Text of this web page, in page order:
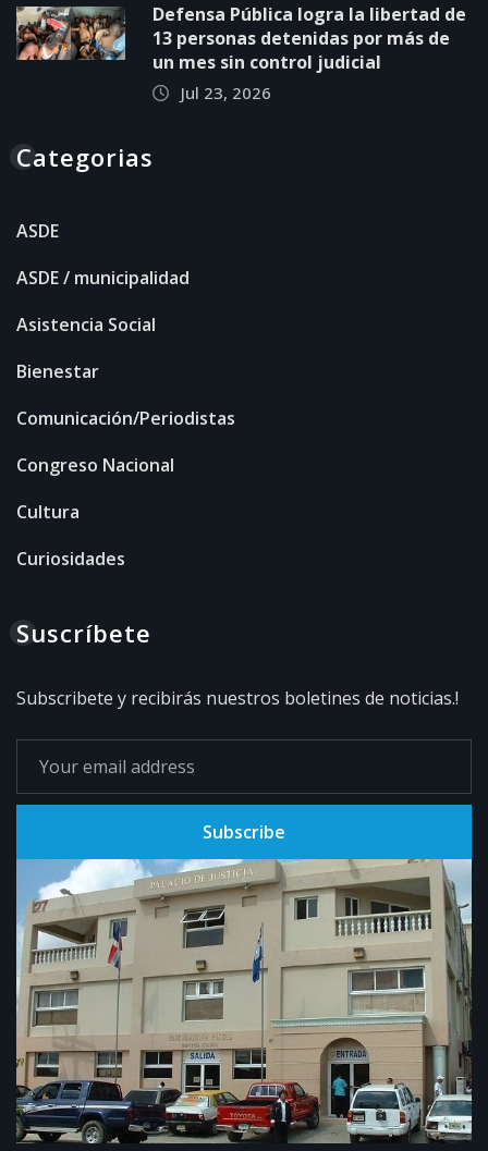
Defensa Pública logra la libertad de
13 personas detenidas por más de
un mes sin control judicial
Jul 23, 2026
Categorias
ASDE
ASDE / municipalidad
Asistencia Social
Bienestar
Comunicación/Periodistas
Congreso Nacional
Cultura
Curiosidades
Suscríbete
Subscribete y recibirás nuestros boletines de noticias.!
Subscribe